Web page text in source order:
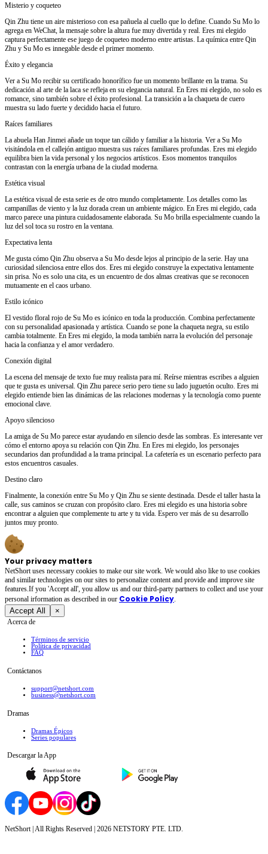
Misterio y coqueteo
Qin Zhu tiene un aire misterioso con esa pañuela al cuello que lo define. Cuando Su Mo lo
agrega en WeChat, la mensaje sobre la altura fue muy divertida y real. Eres mi elegido
captura perfectamente ese juego de coqueteo moderno entre artistas. La química entre Qin
Zhu y Su Mo es innegable desde el primer momento.
Éxito y elegancia
Ver a Su Mo recibir su certificado honorífico fue un momento brillante en la trama. Su
dedicación al arte de la laca se refleja en su elegancia natural. En Eres mi elegido, no solo es
romance, sino también sobre el éxito profesional. La transición a la chaqueta de cuero
muestra su lado fuerte y decidido hacia el futuro.
Raíces familiares
La abuela Han Jinmei añade un toque tan cálido y familiar a la historia. Ver a Su Mo
visitándola en el callejón antiguo muestra sus raíces familiares profundas. Eres mi elegido
equilibra bien la vida personal y los negocios artísticos. Esos momentos tranquilos
contrastan con la energía urbana de la ciudad moderna.
Estética visual
La estética visual de esta serie es de otro mundo completamente. Los detalles como las
campanillas de viento y la luz dorada crean un ambiente mágico. En Eres mi elegido, cada
marco parece una pintura cuidadosamente elaborada. Su Mo brilla especialmente cuando la
luz del sol toca su rostro en la ventana.
Expectativa lenta
Me gusta cómo Qin Zhu observa a Su Mo desde lejos al principio de la serie. Hay una
curiosidad silenciosa entre ellos dos. Eres mi elegido construye la expectativa lentamente
sin prisa. No es solo una cita, es un encuentro de dos almas creativas que se reconocen
mutuamente en el caos urbano.
Estilo icónico
El vestido floral rojo de Su Mo es icónico en toda la producción. Combina perfectamente
con su personalidad apasionada y artística. Cuando se pone la chaqueta negra, su estilo
cambia totalmente. En Eres mi elegido, la moda también narra la evolución del personaje
hacia la confianza y el amor verdadero.
Conexión digital
La escena del mensaje de texto fue muy realista para mí. Reírse mientras escribes a alguien
que te gusta es universal. Qin Zhu parece serio pero tiene su lado juguetón oculto. Eres mi
elegido entiende bien las dinámicas de las relaciones modernas y la tecnología como puente
emocional clave.
Apoyo silencioso
La amiga de Su Mo parece estar ayudando en silencio desde las sombras. Es interesante ver
cómo el entorno apoya su relación con Qin Zhu. En Eres mi elegido, los personajes
secundarios dan profundidad a la trama principal. La cafetería es un escenario perfecto para
estos encuentros casuales.
Destino claro
Finalmente, la conexión entre Su Mo y Qin Zhu se siente destinada. Desde el taller hasta la
calle, sus caminos se cruzan con propósito claro. Eres mi elegido es una historia sobre
encontrar a alguien que complemente tu arte y tu vida. Espero ver más de su desarrollo
juntos muy pronto.
Your privacy matters
NetShort uses necessary cookies to make our site work. We would also like to use cookies
and similar technologies on our sites to personalize content and provide and improve site
features.If you 'Accept all', you allow us and our third-party partners to collect and use your
personal irformation as described in our Cookie Policy.
Accept All ×
Acerca de
Términos de servicio
Política de privacidad
FAQ
Contáctanos
support@netshort.com
business@netshort.com
Dramas
Dramas Épicos
Series populares
Descargar la App
NetShort | All Rights Reserved | 2026 NETSTORY PTE. LTD.